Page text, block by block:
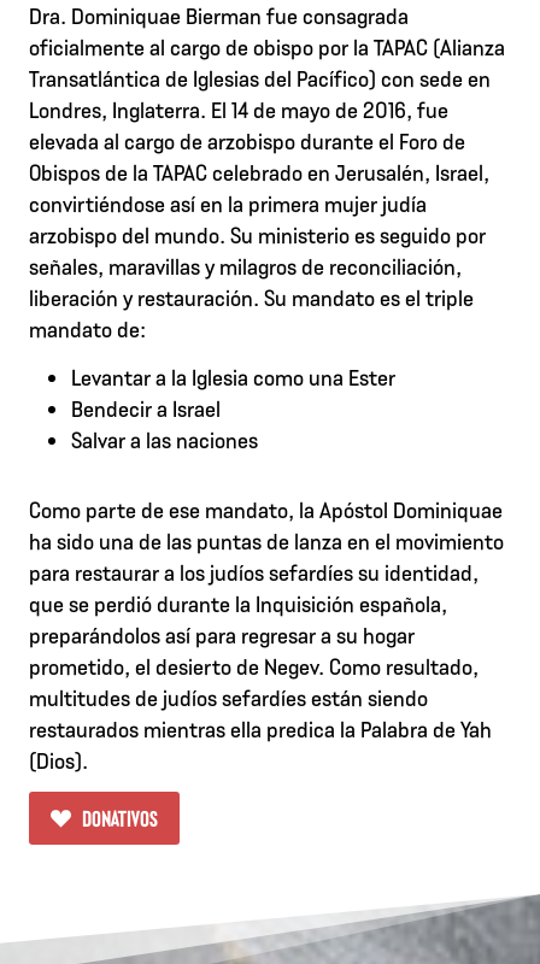
Dra. Dominiquae Bierman fue consagrada
oficialmente al cargo de obispo por la TAPAC (Alianza
Transatlántica de Iglesias del Pacífico) con sede en
Londres, Inglaterra. El 14 de mayo de 2016, fue
elevada al cargo de arzobispo durante el Foro de
Obispos de la TAPAC celebrado en Jerusalén, Israel,
convirtiéndose así en la primera mujer judía
arzobispo del mundo. Su ministerio es seguido por
señales, maravillas y milagros de reconciliación,
liberación y restauración. Su mandato es el triple
mandato de:
Levantar a la Iglesia como una Ester
Bendecir a Israel
Salvar a las naciones
Como parte de ese mandato, la Apóstol Dominiquae
ha sido una de las puntas de lanza en el movimiento
para restaurar a los judíos sefardíes su identidad,
que se perdió durante la Inquisición española,
preparándolos así para regresar a su hogar
prometido, el desierto de Negev. Como resultado,
multitudes de judíos sefardíes están siendo
restaurados mientras ella predica la Palabra de Yah
(Dios).
DONATIVOS